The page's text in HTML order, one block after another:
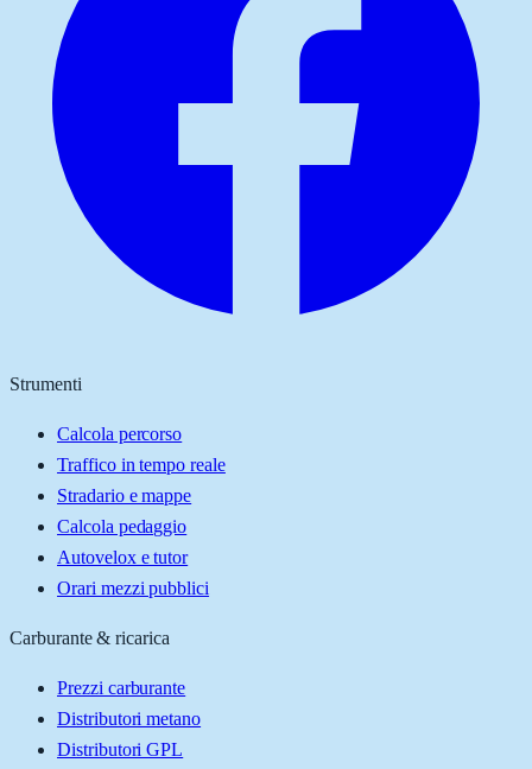
Strumenti
Calcola percorso
Traffico in tempo reale
Stradario e mappe
Calcola pedaggio
Autovelox e tutor
Orari mezzi pubblici
Carburante & ricarica
Prezzi carburante
Distributori metano
Distributori GPL